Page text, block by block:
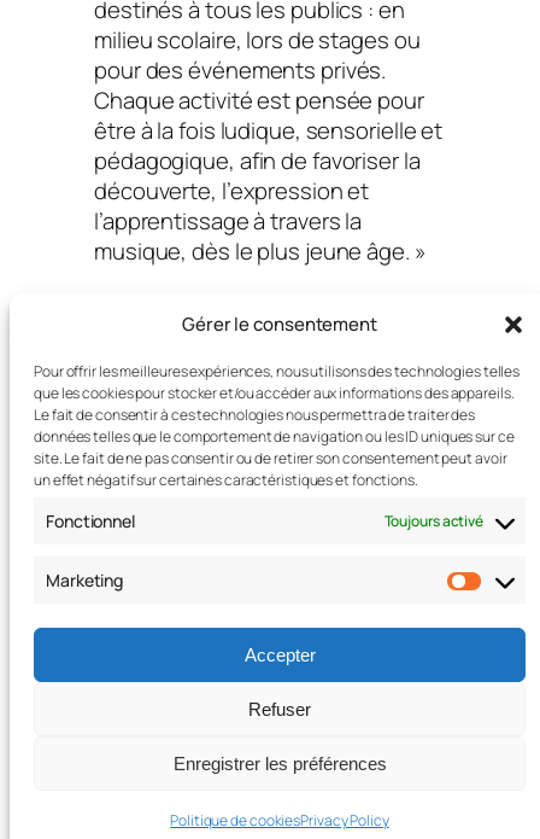
Gérer le consentement
Pour offrir les meilleures expériences, nous utilisons des technologies telles
que les cookies pour stocker et/ou accéder aux informations des appareils.
Le fait de consentir à ces technologies nous permettra de traiter des
données telles que le comportement de navigation ou les ID uniques sur ce
site. Le fait de ne pas consentir ou de retirer son consentement peut avoir
un effet négatif sur certaines caractéristiques et fonctions.
Fonctionnel Toujours activé
Marketing
Accepter
Refuser
Enregistrer les préférences
Politique de cookiesPrivacy Policy
destinés à tous les publics : en
milieu scolaire, lors de stages ou
pour des événements privés.
Chaque activité est pensée pour
être à la fois ludique, sensorielle et
pédagogique, afin de favoriser la
découverte, l’expression et
l’apprentissage à travers la
musique, dès le plus jeune âge. »